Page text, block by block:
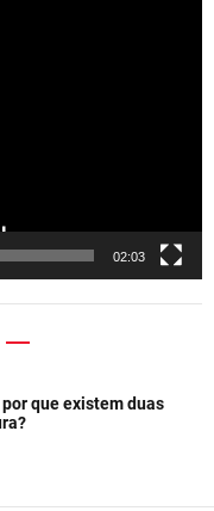
02:03
que existem duas